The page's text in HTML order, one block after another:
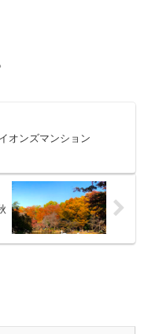
オンズマンション